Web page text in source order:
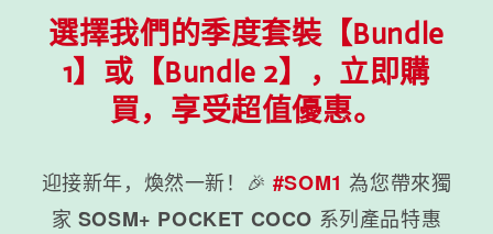
選擇我們的季度套裝【Bundle
1】或【Bundle 2】，立即購
買，享受超值優惠。
迎接新年，煥然一新！🎉 #SOM1 為您帶來獨
家 SOSM+ POCKET COCO 系列產品特惠